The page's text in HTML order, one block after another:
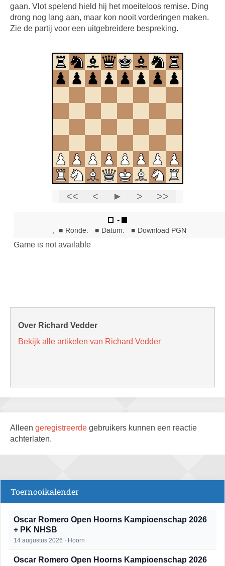
gaan. Vlot spelend hield hij het moeiteloos remise. Ding
drong nog lang aan, maar kon nooit vorderingen maken.
Zie de partij voor een uitgebreidere bespreking.
Over Richard Vedder
Bekijk alle artikelen van Richard Vedder
Alleen geregistreerde gebruikers kunnen een reactie
achterlaten.
Toernooikalender
Oscar Romero Open Hoorns Kampioenschap 2026
+ PK NHSB
14 augustus 2026 · Hoorn
Oscar Romero Open Hoorns Kampioenschap 2026